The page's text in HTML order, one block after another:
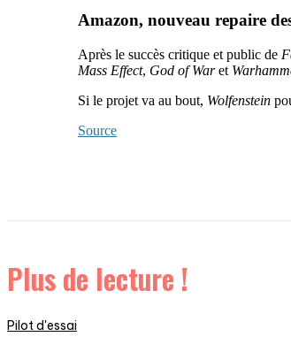
Amazon, nouveau repaire
Après le succès critique et public de
Mass Effect, God of Waret
Si le projet va au bout, Wolfenstein
Source
Plus de lecture !
Pilot d'essai